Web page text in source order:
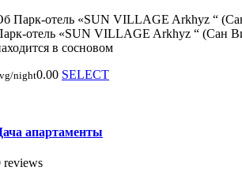
Парк-отель «SUN VILLAGE Arkhyz “
отель «SUN VILLAGE Arkhyz “ (Сан
в сосновом
night0.00 SELECT
апартаменты
reviews